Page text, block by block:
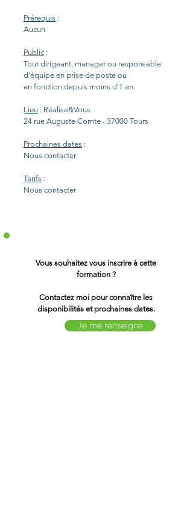
Prérequis :
Aucun
Public :
Tout dirigeant, manager ou responsable
d'équipe en prise de poste ou
en fonction depuis moins d'1 an.
Lieu : Réalise&Vous
24 rue Auguste Comte - 37000 Tours
Prochaines dates :
Nous contacter
Tarifs :
Nous contacter
Vous souhaitez vous inscrire à cette
formation ?
Contactez moi pour connaître les
disponibilités et prochaines dates.
Je me renseigne